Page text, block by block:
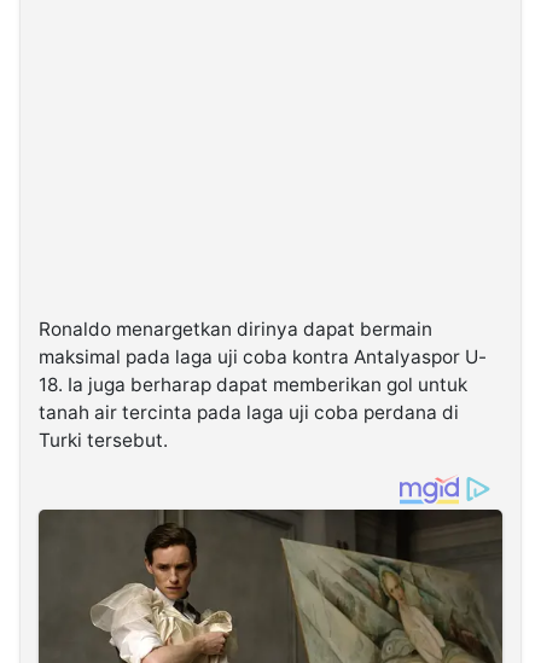
Ronaldo menargetkan dirinya dapat bermain
maksimal pada laga uji coba kontra Antalyaspor U-
18. Ia juga berharap dapat memberikan gol untuk
tanah air tercinta pada laga uji coba perdana di
Turki tersebut.